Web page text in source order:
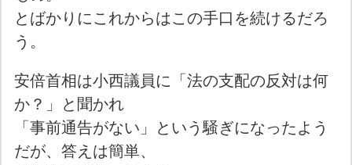
とばかりにこれからはこの手口を続けるだろ
う。
安倍首相は小西議員に「法の支配の反対は何
か？」と聞かれ
「事前通告がない」という騒ぎになったよう
だが、答えは簡単、